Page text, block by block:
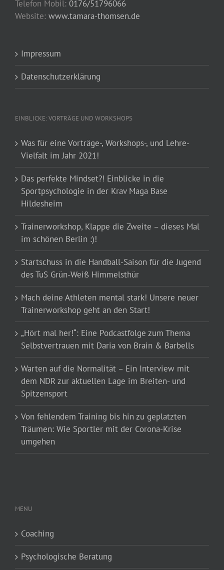
Telefon Mobil: 0176/51796066
Website: www.tamara-thomsen.de
Impressum
Datenschutzerklärung
EINBLICKE: VORTRÄGE UND WORKSHOPS
Was für eine Vorträge-, Workshops-, und Lehre-
Vielfalt im Jahr 2021!
Das perfekte Mindset?! Einblicke in die
Sportpsychologie in der Krav Maga Base
Hildesheim
Trainerworkshop, Klappe die Zweite – dieses Mal
im schönen Berlin :)!
Startschuss in die Handball-Saison für die Jugend
des TuS Grün-Weiß Himmelsthür
Mach deine Athleten mental stark! Unsere neuer
Trainerworkshop geht an den Start!
„Hört mal her!“: Eine Podcastfolge zum Thema
Selbstvertrauen mit Daria von Brain & Barbells
Warten auf die Normalität – Ein Interview mit
dem NDR zur aktuellen Lage im Breiten- und
Spitzensport
Von fehlendem Training bis hin zu geplatzten
Träumen: Wie Sportler mit der Corona-Krise
umgehen
MENU
Coaching
Psychologische Beratung